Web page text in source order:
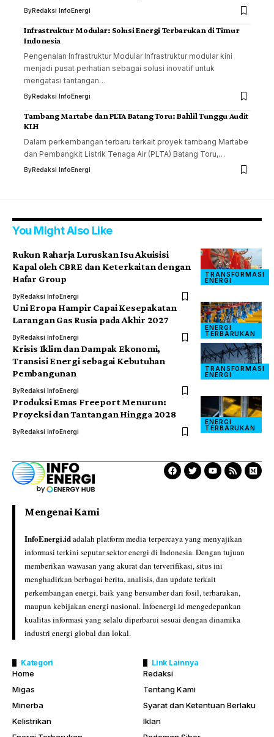
ByRedaksi InfoEnergi
Infrastruktur Modular: Solusi Energi Terbarukan di Timur
Indonesia
Pengenalan Infrastruktur Modular Infrastruktur modular kini
menjadi pusat perhatian sebagai solusi inovatif untuk
mengatasi tantangan…
ByRedaksi InfoEnergi
Tambang Martabe dan PLTA Batang Toru: Bahlil Tunggu Audit
KLH
Dalam perkembangan terbaru terkait proyek tambang Martabe
dan Pembangkit Listrik Tenaga Air (PLTA) Batang Toru,…
ByRedaksi InfoEnergi
You Might Also Like
TRANSFORMASI
ENERGI
Rukun Raharja Luruskan Isu Akuisisi
Kapal oleh CBRE dan Keterkaitan dengan
Hafar Group
ByRedaksi InfoEnergi
ENERGI
TERBARUKAN
Uni Eropa Hampir Capai Kesepakatan
Larangan Gas Rusia pada Akhir 2027
ByRedaksi InfoEnergi
TRANSFORMASI
ENERGI
Krisis Iklim dan Dampak Ekonomi,
Transisi Energi sebagai Kebutuhan
Pembangunan
ByRedaksi InfoEnergi
ENERGI
TERBARUKAN
Produksi Emas Freeport Menurun:
Proyeksi dan Tantangan Hingga 2028
ByRedaksi InfoEnergi
Mengenai Kami
InfoEnergi.idadalah platform media terpercaya yang menyajikan
informasi terkini seputar sektor energi di Indonesia. Dengan tujuan
memberikan wawasan yang akurat dan terverifikasi, situs ini
menghadirkan berbagai berita, analisis, dan update terkait
perkembangan energi, baik yang bersumber dari fosil, terbarukan,
maupun kebijakan energi nasional. Infoenergi.id mengedepankan
kualitas informasi yang selalu diperbarui sesuai dengan dinamika
industri energi global dan lokal.
Kategori
Home
Migas
Minerba
Kelistrikan
Link Lainnya
Redaksi
Tentang Kami
Syarat dan Ketentuan Berlaku
Iklan